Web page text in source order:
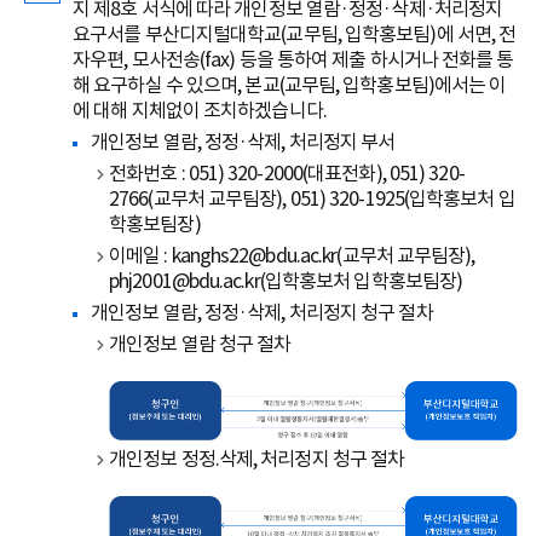
지 제8호 서식에 따라 개인정보 열람·정정·삭제·처리정지
요구서를 부산디지털대학교(교무팀, 입학홍보팀)에 서면, 전
자우편, 모사전송(fax) 등을 통하여 제출 하시거나 전화를 통
해 요구하실 수 있으며, 본교(교무팀, 입학홍보팀)에서는 이
에 대해 지체없이 조치하겠습니다.
개인정보 열람, 정정·삭제, 처리정지 부서
전화번호 : 051) 320-2000(대표전화), 051) 320-
2766(교무처 교무팀장), 051) 320-1925(입학홍보처 입
학홍보팀장)
이메일 : kanghs22@bdu.ac.kr(교무처 교무팀장),
phj2001@bdu.ac.kr(입학홍보처 입학홍보팀장)
개인정보 열람, 정정·삭제, 처리정지 청구 절차
개인정보 열람 청구 절차
개인정보 정정.삭제, 처리정지 청구 절차